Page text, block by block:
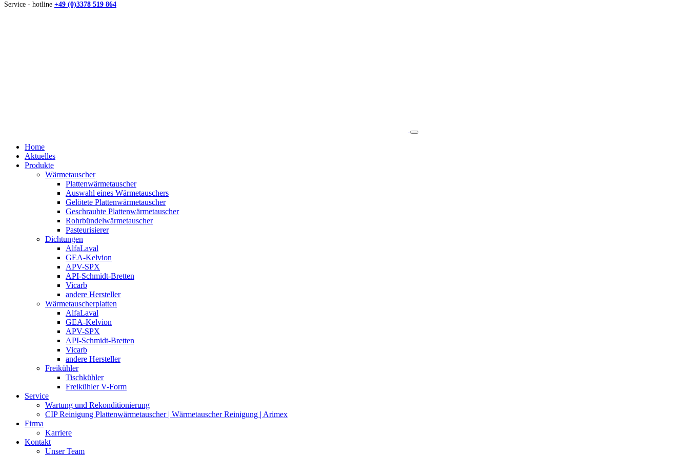
Service - hotline +49 (0)3378 519 864
Home
Aktuelles
Produkte
Wärmetauscher
Plattenwärmetauscher
Auswahl eines Wärmetauschers
Gelötete Plattenwärmetauscher
Geschraubte Plattenwärmetauscher
Rohrbündelwärmetauscher
Pasteurisierer
Dichtungen
AlfaLaval
GEA-Kelvion
APV-SPX
API-Schmidt-Bretten
Vicarb
andere Hersteller
Wärmetauscherplatten
AlfaLaval
GEA-Kelvion
APV-SPX
API-Schmidt-Bretten
Vicarb
andere Hersteller
Freikühler
Tischkühler
Freikühler V-Form
Service
Wartung und Rekonditionierung
CIP Reinigung Plattenwärmetauscher | Wärmetauscher Reinigung | Arimex
Firma
Karriere
Kontakt
Unser Team